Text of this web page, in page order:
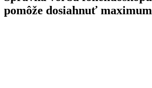
pomôže dosiahnuť maximum